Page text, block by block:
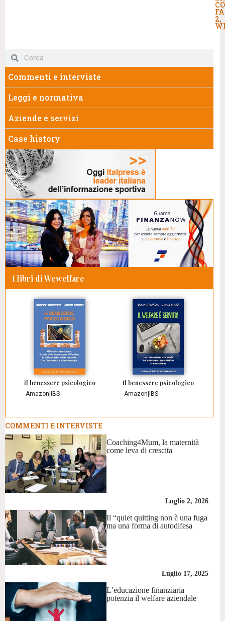
2,
Commenti e interviste
Leggi e normativa
Aziende e servizi
Case history
I libri di Wewelfare
Il benessere psicologico
Amazon IBS
Il benessere psicologico
Amazon IBS
COMMENTI E INTERVISTE
Coaching4Mum, la maternità
come leva di crescita
Luglio 2, 2026
Il “quiet quitting non è una fuga
ma una forma di autodifesa
Luglio 17, 2025
L’educazione finanziaria
potenzia il welfare aziendale